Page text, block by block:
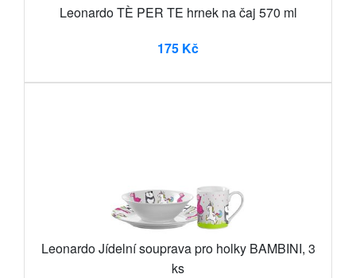
Leonardo TÈ PER TE hrnek na čaj 570 ml
175 Kč
Leonardo Jídelní souprava pro holky BAMBINI, 3
ks